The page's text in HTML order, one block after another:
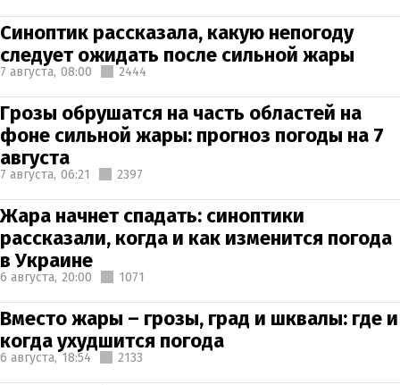
Синоптик рассказала, какую непогоду
следует ожидать после сильной жары
7 августа, 08:00 2444
Грозы обрушатся на часть областей на
фоне сильной жары: прогноз погоды на 7
августа
7 августа, 06:21 2397
Жара начнет спадать: синоптики
рассказали, когда и как изменится погода
в Украине
6 августа, 20:00 1071
Вместо жары – грозы, град и шквалы: где и
когда ухудшится погода
6 августа, 18:54 2133